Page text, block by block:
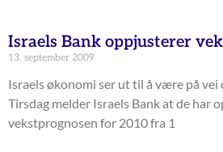
Israels Bank oppjusterer
13. september 2009
Israels økonomi ser ut til å være på vei
Tirsdag melder Israels Bank at de har
vekstprognosen for 2010 fra 1